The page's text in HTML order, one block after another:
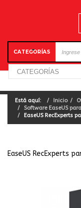
CATEGORÍAS
Está aquí: Inicio
Software EaseUS
EaseUS RecExperts
EaseUS RecExperts